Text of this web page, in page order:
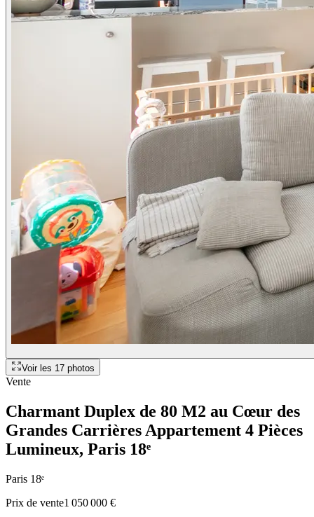
Voir les 17 photos
Vente
Charmant Duplex de 80 M2 au Cœur des
Grandes Carrières Appartement 4 Pièces
Lumineux, Paris 18ᵉ
Paris 18ᵉ
Prix de vente1 050 000 €